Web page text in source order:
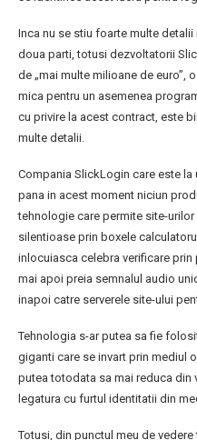
Inca nu se stiu foarte multe
doua parti, totusi dezvoltatorii
de „mai multe milioane de euro”,
mica pentru un asemenea
cu privire la acest contract, este
multe detalii.
Compania SlickLogin care este
pana in acest moment niciun
tehnologie care permite site-
silentioase prin boxele
inlocuiasca celebra verificare
mai apoi preia semnalul audio
inapoi catre serverele site-ului
Tehnologia s-ar putea sa fie
giganti care se invart prin mediul
putea totodata sa mai reduca din
legatura cu furtul identitatii din
Totusi, din punctul meu de